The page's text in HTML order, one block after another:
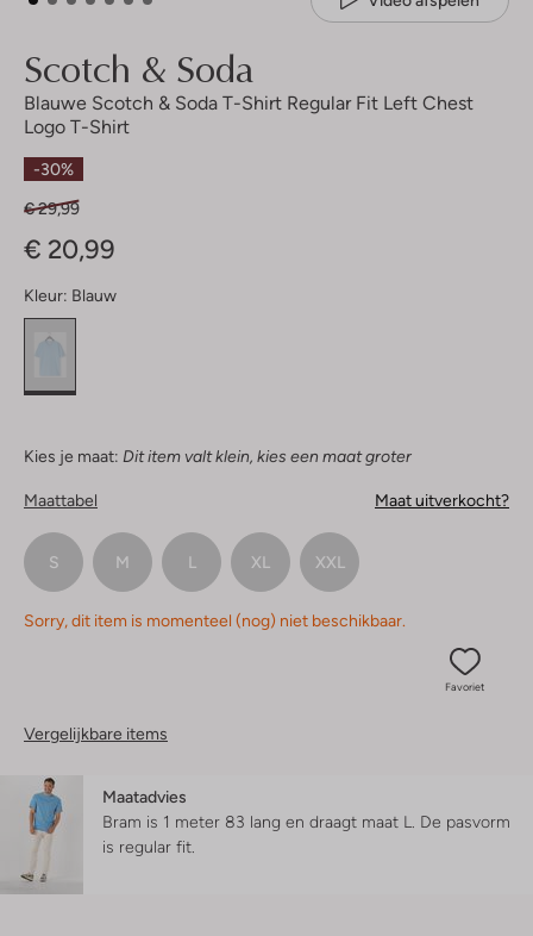
Scotch & Soda
Blauwe Scotch & Soda T-Shirt Regular Fit Left Chest
Logo T-Shirt
-30%
€ 29,99
€ 20,99
Kleur: Blauw
Kies je maat: Dit item valt klein, kies een maat groter
Maattabel Maat uitverkocht?
S M L XL XXL
Sorry, dit item is momenteel (nog) niet beschikbaar.
Favoriet
Vergelijkbare items
Maatadvies
Bram is 1 meter 83 lang en draagt maat L. De pasvorm
is regular fit